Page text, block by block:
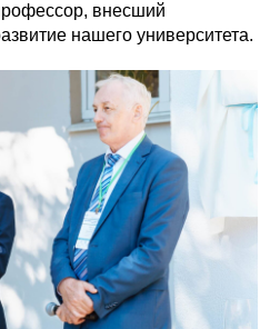
внесший
нашего университета.